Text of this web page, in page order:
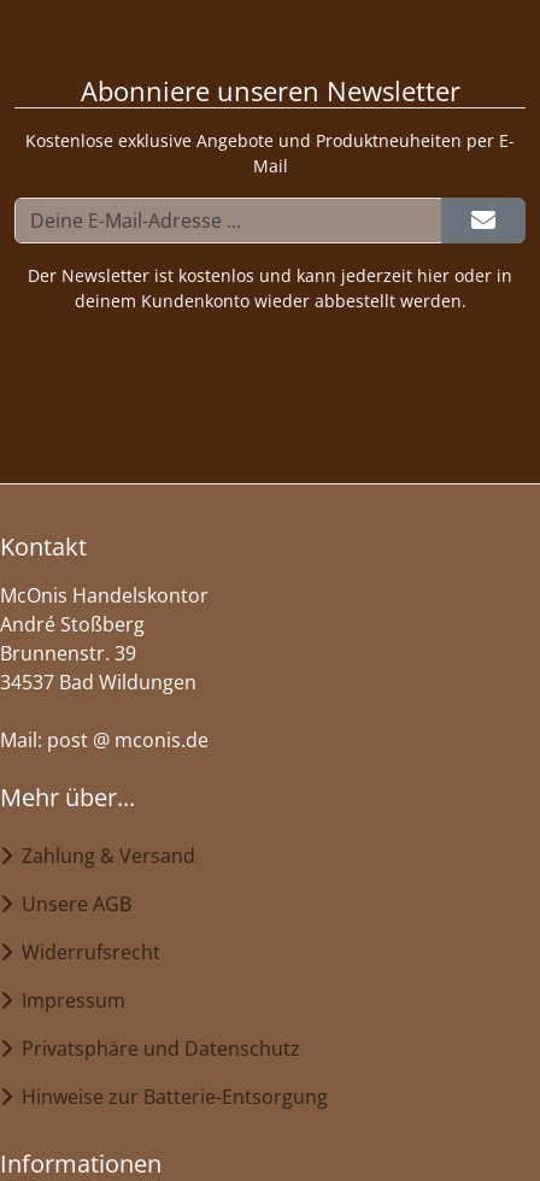
Abonniere unseren Newsletter
Kostenlose exklusive Angebote und Produktneuheiten per E-
Mail
Der Newsletter ist kostenlos und kann jederzeit hier oder in
deinem Kundenkonto wieder abbestellt werden.
Kontakt
McOnis Handelskontor
André Stoßberg
Brunnenstr. 39
34537 Bad Wildungen
Mail: post @ mconis.de
Mehr über...
Zahlung & Versand
Unsere AGB
Widerrufsrecht
Impressum
Privatsphäre und Datenschutz
Hinweise zur Batterie-Entsorgung
Informationen